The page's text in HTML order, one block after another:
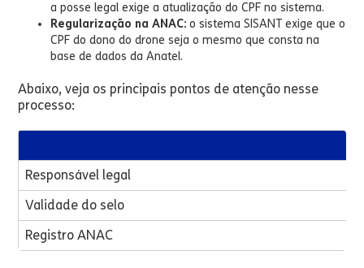
a posse legal exige a atualização do CPF no sistema.
Regularização na ANAC: o sistema SISANT exige que o
CPF do dono do drone seja o mesmo que consta na
base de dados da Anatel.
Abaixo, veja os principais pontos de atenção nesse
processo:
Responsável legal
Validade do selo
Registro ANAC